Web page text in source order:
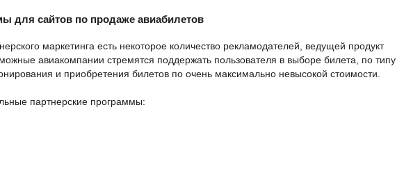
для сайтов по продаже авиабилетов
маркетинга есть некоторое количество рекламодателей, ведущей продукт
авиакомпании стремятся поддержать пользователя в выборе билета, по типу
и приобретения билетов по очень максимально невысокой стоимости.
партнерские программы: